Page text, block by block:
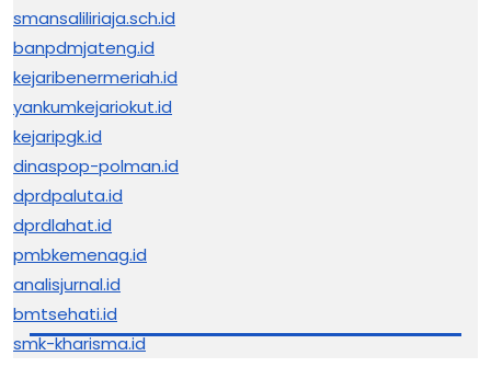
smansaliliriaja.sch.id
banpdmjateng.id
kejaribenermeriah.id
yankumkejariokut.id
kejaripgk.id
dinaspop-polman.id
dprdpaluta.id
dprdlahat.id
pmbkemenag.id
analisjurnal.id
bmtsehati.id
smk-kharisma.id